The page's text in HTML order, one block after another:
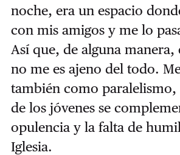
noche, era un espacio
con mis amigos y me lo
Así que, de alguna
no me es ajeno del todo.
también como paralelismo,
de los jóvenes se
opulencia y la falta de
Iglesia.